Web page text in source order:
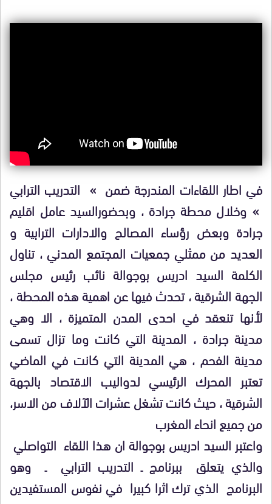
في اطار اللقاءات المندرجة ضمن » التدريب الترابي
» وخلال محطة جرادة ، وبحضورالسيد عامل اقليم
جرادة وبعض رؤساء المصالح والادارات الترابية و
العديد من ممثلي جمعيات المجتمع المدني ، تناول
الكلمة السيد ادريس بوجوالة نائب رئيس مجلس
الجهة الشرقية ، تحدث فيها عن اهمية هذه المحطة ،
لأنها تنعقد في احدى المدن المتميزة ، الا وهي
مدينة جرادة ، المدينة التي كانت وما تزال تسمى
مدينة الفحم ، هي المدينة التي كانت في الماضي
تعتبر المحرك الرئيسي لدواليب الاقتصاد بالجهة
الشرقية ، حيث كانت تشغل عشرات الآلاف من الاسر،
من جميع انحاء المغرب
واعتبر السيد ادريس بوجوالة ان هذا اللقاء التواصلي
والذي يتعلق ببرنامج ـ التدريب الترابي ـ وهو
البرنامج الذي ترك اثرا كبيرا في نفوس المستفيدين